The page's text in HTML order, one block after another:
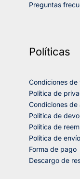
Preguntas
Políticas
Condiciones de
Política de
Condiciones de
Política de
Política de
Política de
Forma de pago
Descargo de